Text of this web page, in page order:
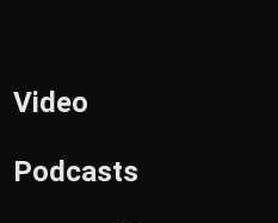
Video
Podcasts